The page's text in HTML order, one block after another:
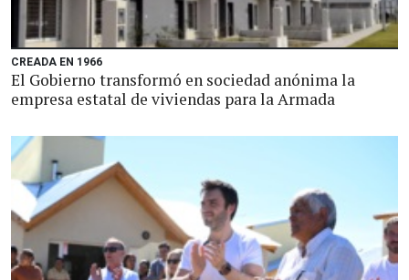
CREADA EN 1966
El Gobierno transformó en sociedad anónima la
empresa estatal de viviendas para la Armada